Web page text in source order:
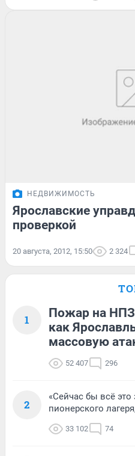
НЕДВИЖИМОСТЬ
Ярославские
проверкой
20 августа, 2012, 15:50 2 324
1
Пожар на
как
массовую
52 407 296
2
«Сейчас бы всё это
пионерского
33 102 74